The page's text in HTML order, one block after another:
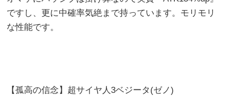
ですし、更に中確率気絶まで持っています。モリモリ
な性能です。
【孤高の信念】超サイヤ人3ベジータ(ゼノ)